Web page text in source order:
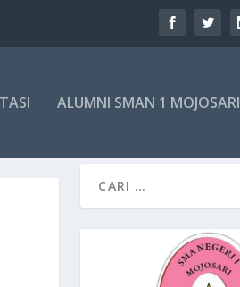
ALUMNI SMAN 1 MOJOSARI